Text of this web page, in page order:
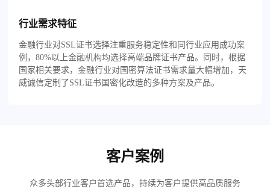
行业需求特征
金融行业对SSL证书选择注重服务稳定性和同行业应用成功案
例，80%以上金融机构均选择高端品牌证书产品。同时，根据
国家相关要求，金融行业对国密算法证书需求量大幅增加，天
威诚信定制了SSL证书国密化改造的多种方案及产品。
客户案例
众多头部行业客户首选产品，持续为客户提供高品质服务